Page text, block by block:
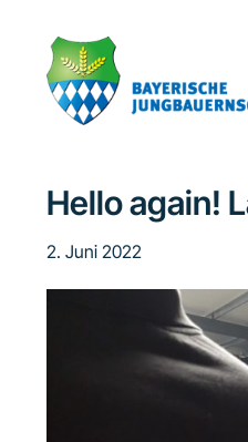
Hauptnavigation
springen
springen
Seitenspalte
springen
Fußzeile
springen
Hello again!
2. Juni 2022